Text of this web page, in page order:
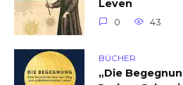
Leven
0 43
BÜCHER
„Die